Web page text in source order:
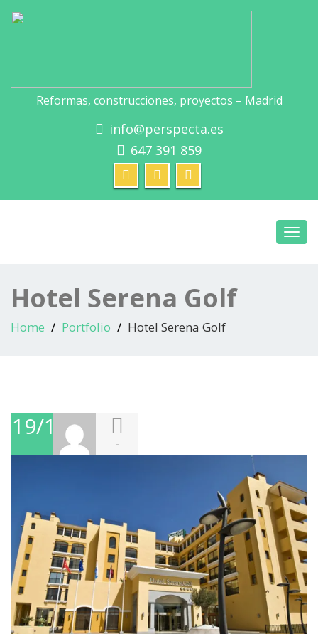
Reformas, construcciones, proyectos – Madrid
info@perspecta.es
647 391 859
Hotel Serena Golf
Home Portfolio Hotel Serena Golf
19/10/2016
-